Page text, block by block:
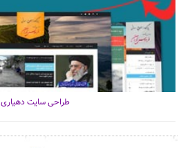
طراحی سایت دهیاری